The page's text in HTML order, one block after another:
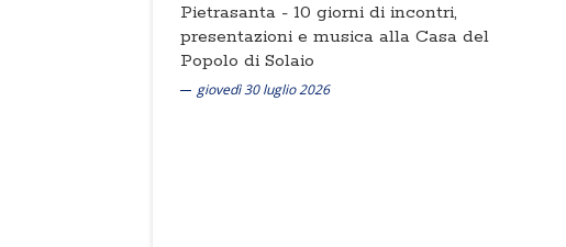
Pietrasanta - 10 giorni di incontri,
presentazioni e musica alla Casa del
Popolo di Solaio
giovedì 30 luglio 2026